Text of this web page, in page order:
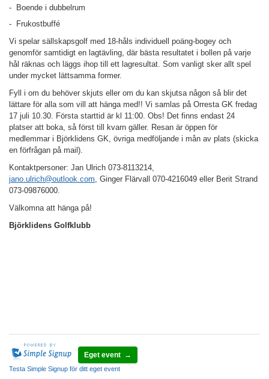
- Boende i dubbelrum
- Frukostbuffé
Vi spelar sällskapsgolf med 18-håls individuell poäng-bogey och
genomför samtidigt en lagtävling, där bästa resultatet i bollen på varje
hål räknas och läggs ihop till ett lagresultat. Som vanligt sker allt spel
under mycket lättsamma former.
Fyll i om du behöver skjuts eller om du kan skjutsa någon så blir det
lättare för alla som vill att hänga med!! Vi samlas på Orresta GK fredag
17 juli 10.30. Första starttid är kl 11:00. Obs! Det finns endast 24
platser att boka, så först till kvarn gäller. Resan är öppen för
medlemmar i Björklidens GK, övriga medföljande i mån av plats (skicka
en förfrågan på mail).
Kontaktpersoner: Jan Ulrich 073-8113214,
jano.ulrich@outlook.com, Ginger Flärvall 070-4216049 eller Berit Strand
073-09876000.
Välkomna att hänga på!
Björklidens Golfklubb
Eget event →
Testa Simple Signup för ditt eget event